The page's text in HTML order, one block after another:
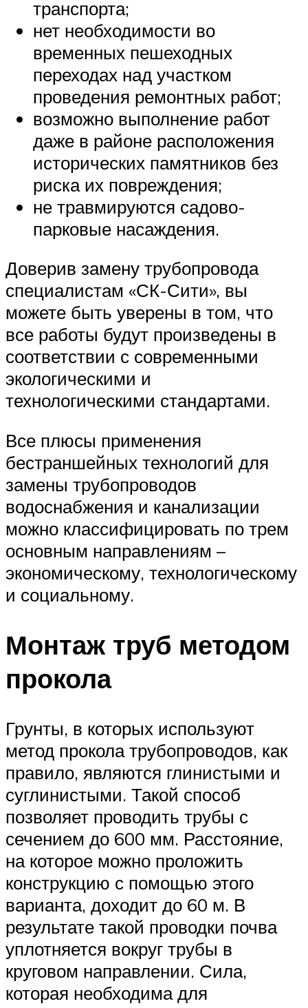
транспорта;
нет необходимости во
временных пешеходных
переходах над участком
проведения ремонтных работ;
возможно выполнение работ
даже в районе расположения
исторических памятников без
риска их повреждения;
не травмируются садово-
парковые насаждения.
Доверив замену трубопровода
специалистам «СК-Сити», вы
можете быть уверены в том, что
все работы будут произведены в
соответствии с современными
экологическими и
технологическими стандартами.
Все плюсы применения
бестраншейных технологий для
замены трубопроводов
водоснабжения и канализации
можно классифицировать по трем
основным направлениям –
экономическому, технологическому
и социальному.
Монтаж труб методом
прокола
Грунты, в которых используют
метод прокола трубопроводов, как
правило, являются глинистыми и
суглинистыми. Такой способ
позволяет проводить трубы с
сечением до 600 мм. Расстояние,
на которое можно проложить
конструкцию с помощью этого
варианта, доходит до 60 м. В
результате такой проводки почва
уплотняется вокруг трубы в
круговом направлении. Сила,
которая необходима для